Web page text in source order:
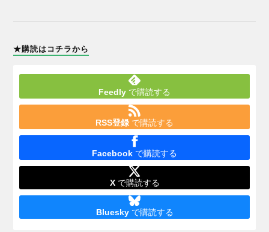
★購読はコチラから
Feedly で購読する
RSS登録 で購読する
Facebook で購読する
Xで購読する
Blueskyで購読する